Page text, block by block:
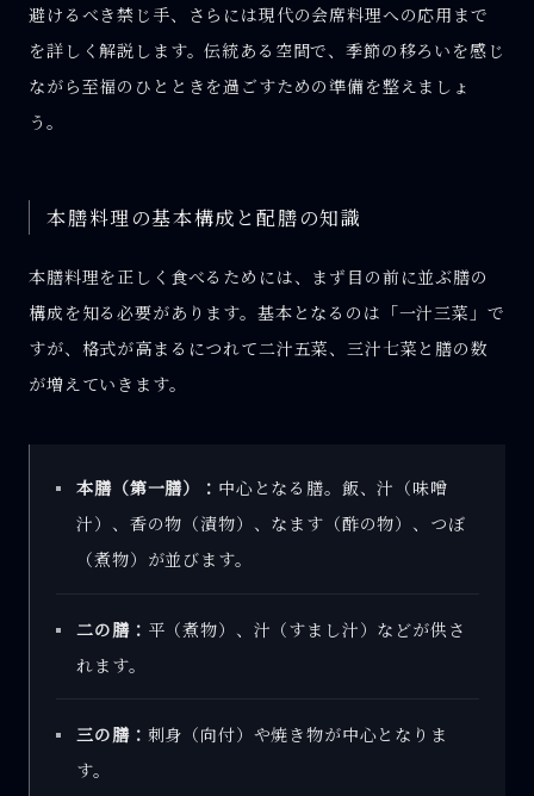
避けるべき禁じ手、さらには現代の会席料理への応用まで
を詳しく解説します。伝統ある空間で、季節の移ろいを感じ
ながら至福のひとときを過ごすための準備を整えましょ
う。
本膳料理の基本構成と配膳の知識
本膳料理を正しく食べるためには、まず目の前に並ぶ膳の
構成を知る必要があります。基本となるのは「一汁三菜」で
すが、格式が高まるにつれて二汁五菜、三汁七菜と膳の数
が増えていきます。
本膳（第一膳）： 中心となる膳。飯、汁（味噌
汁）、香の物（漬物）、なます（酢の物）、つぼ
（煮物）が並びます。
二の膳： 平（煮物）、汁（すまし汁）などが供さ
れます。
三の膳： 刺身（向付）や焼き物が中心となりま
す。